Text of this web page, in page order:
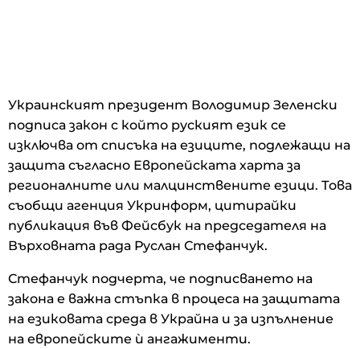
Украинският президент Володимир Зеленски
подписа закон с който руският език се
изключва от списъка на езиците, подлежащи на
защита съгласно Европейската харта за
регионалните или малцинствените езици. Това
съобщи агенция Укринформ, цитирайки
публикация във Фейсбук на председателя на
Върховната рада Руслан Стефанчук.
Стефанчук подчерта, че подписването на
закона е важна стъпка в процеса на защитата
на езиковата среда в Украйна и за изпълнение
на европейските ѝ ангажименти.